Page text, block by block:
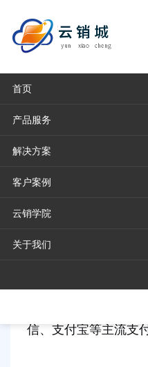
首页
产品服务
解决方案
客户案例
云销学院
关于我们
独家分析
清晨七点半，一家连
惯性地点开了支付宝
这样的场景曾经在无
信、支付宝等主流支